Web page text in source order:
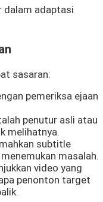
dalam adaptasi
sasaran:
pemeriksa ejaan
penutur asli atau
melihatnya.
subtitle
masalah.
video yang
penonton target